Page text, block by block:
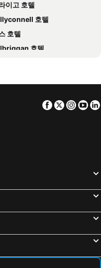
아티아 해안 호텔
다 호텔
브 호텔
호텔
이고 호텔
호텔
호텔
호텔
호텔
이 호텔
Facebook
Twitter